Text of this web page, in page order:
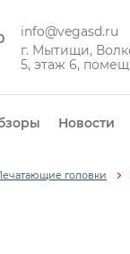
info@vegasd.ru
г. Мытищи,
5, этаж 6,
Новости
головки